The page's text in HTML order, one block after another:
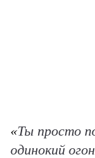
«Ты просто
одинокий